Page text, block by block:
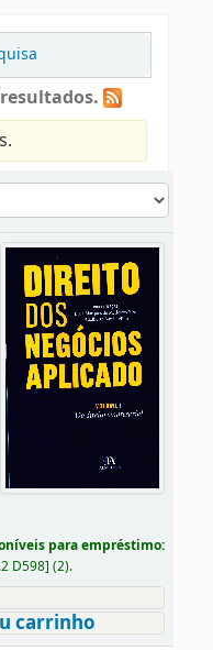
para empréstimo:
D598] (2).
carrinho